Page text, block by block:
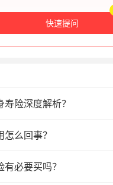
快速提问
险深度解析？
么回事？
必要买吗？